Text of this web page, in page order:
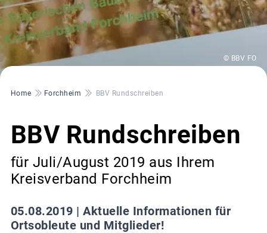
© BBV FO
Pfadnavigation
Home Forchheim BBV Rundschreiben
BBV Rundschreiben
für Juli/August 2019 aus Ihrem
Kreisverband Forchheim
05.08.2019 | Aktuelle Informationen für
Ortsobleute und Mitglieder!